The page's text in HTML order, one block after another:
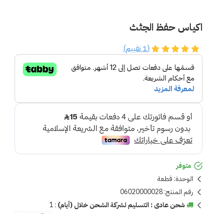
اكياس حفظ الجثث
متوفر
الوحدة: قطعة
رقم المنتج:06020000028
شحن عادى : التسليم لشركة الشحن خلال (أيام) :
1
(1 تقييم)